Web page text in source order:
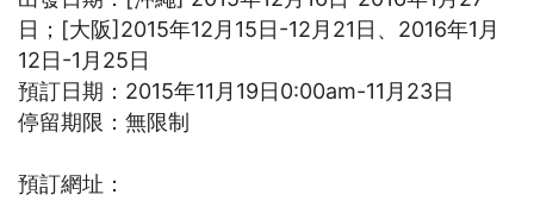
日；[大阪]2015年12月15日-12月21日、2016年1月
12日-1月25日
預訂日期：2015年11月19日0:00am-11月23日
停留期限：無限制
預訂網址：